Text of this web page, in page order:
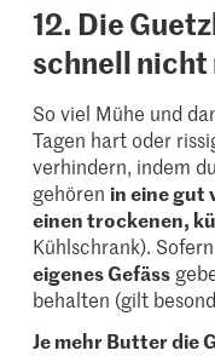
12. Die
schnell nicht
So viel Mühe und
Tagen hart oder
verhindern, indem
gehören in eine gut
einen trockenen,
Kühlschrank).
eigenes Gefäss
behalten (gilt
Je mehr Butter die